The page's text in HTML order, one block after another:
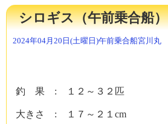
中…
シロギス（午前乗合船）
2024年04月20日(土曜日)午前乗合船宮川丸
釣 果 : １２～３２匹
大きさ : １７～２１cm